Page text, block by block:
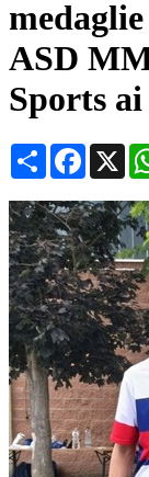
ASD
Sports
Condividi X